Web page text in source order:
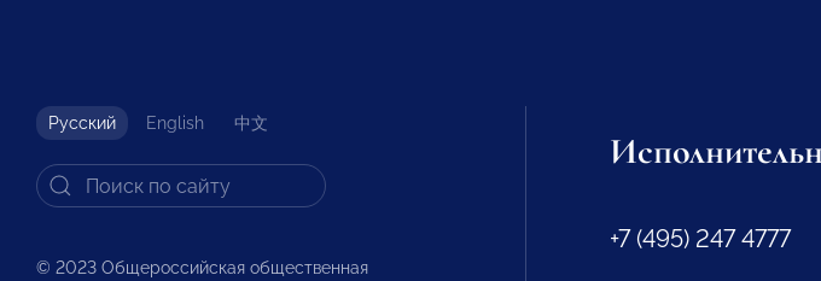
Русский English 中文
© 2023 Общероссийская общественная
+7 (495) 247 4777